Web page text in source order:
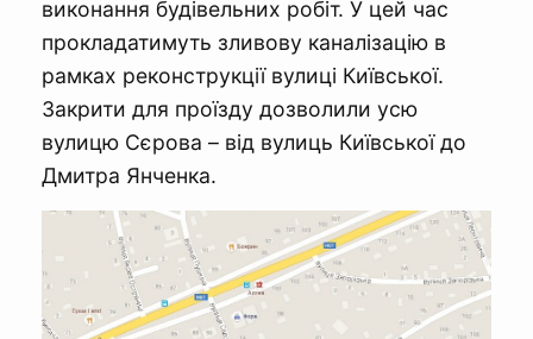
виконання будівельних робіт. У цей час
прокладатимуть зливову каналізацію в
рамках реконструкції вулиці Київської.
Закрити для проїзду дозволили усю
вулицю Сєрова – від вулиць Київської до
Дмитра Янченка.